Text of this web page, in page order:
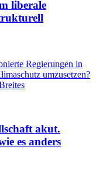
liberale
Regierungen in
umzusetzen?
akut.
es anders